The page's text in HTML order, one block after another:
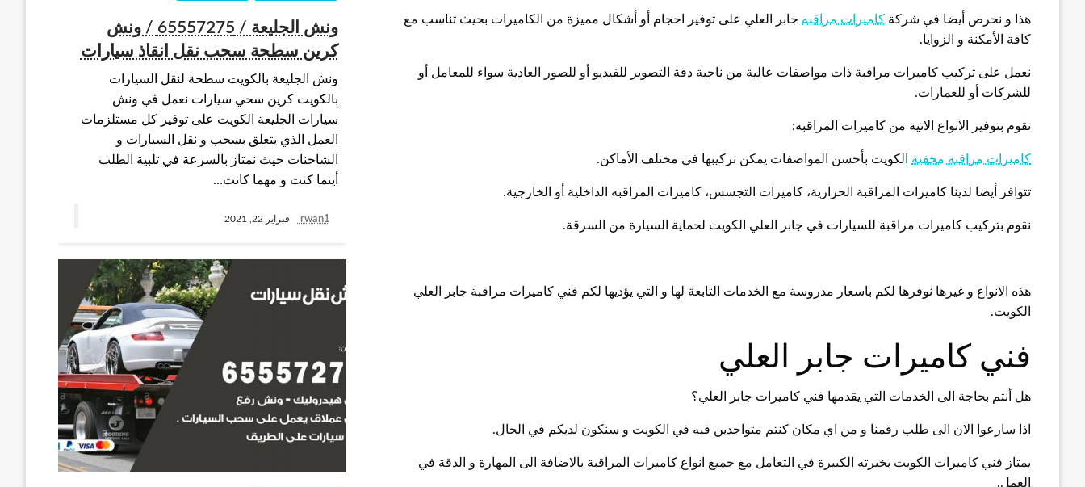
هذا و نحرص أيضا في شركة كاميرات مراقبه جابر العلي على توفير احجام أو أشكال مميزة من الكاميرات بحيث تناسب مع
كافة الأمكنة و الزوايا.
نعمل على تركيب كاميرات مراقبة ذات مواصفات عالية من ناحية دقة التصوير للفيديو أو للصور العادية سواء للمعامل أو
للشركات أو للعمارات.
نقوم بتوفير الانواع الاتية من كاميرات المراقبة:
كاميرات مراقبة مخفية الكويت بأحسن المواصفات يمكن تركيبها في مختلف الأماكن.
تتوافر أيضا لدينا كاميرات المراقبة الحرارية، كاميرات التجسس، كاميرات المراقبه الداخلية أو الخارجية.
نقوم بتركيب كاميرات مراقبة للسيارات في جابر العلي الكويت لحماية السيارة من السرقة.
هذه الانواع و غيرها نوفرها لكم باسعار مدروسة مع الخدمات التابعة لها و التي يؤديها لكم فني كاميرات مراقبة جابر العلي
الكويت.
فني كاميرات جابر العلي
هل أنتم بحاجة الى الخدمات التي يقدمها فني كاميرات جابر العلي؟
اذا سارعوا الان الى طلب رقمنا و من اي مكان كنتم متواجدين فيه في الكويت و سنكون لديكم في الحال.
يمتاز فني كاميرات الكويت بخبرته الكبيرة في التعامل مع جميع انواع كاميرات المراقبة بالاضافة الى المهارة و الدقة في
العمل.
ونش الجليعة / 65557275 / ونش
كرين سطحة سحب نقل انقاذ سيارات
ونش الجليعة بالكويت سطحة لنقل السيارات
بالكويت كرين سحي سيارات نعمل في ونش
سيارات الجليعة الكويت على توفير كل مستلزمات
العمل الذي يتعلق بسحب و نقل السيارات و
الشاحنات حيث نمتاز بالسرعة في تلبية الطلب
أينما كنت و مهما كانت…
rwan1 فبراير 22, 2021